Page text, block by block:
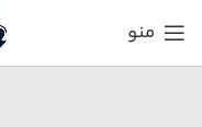
منو